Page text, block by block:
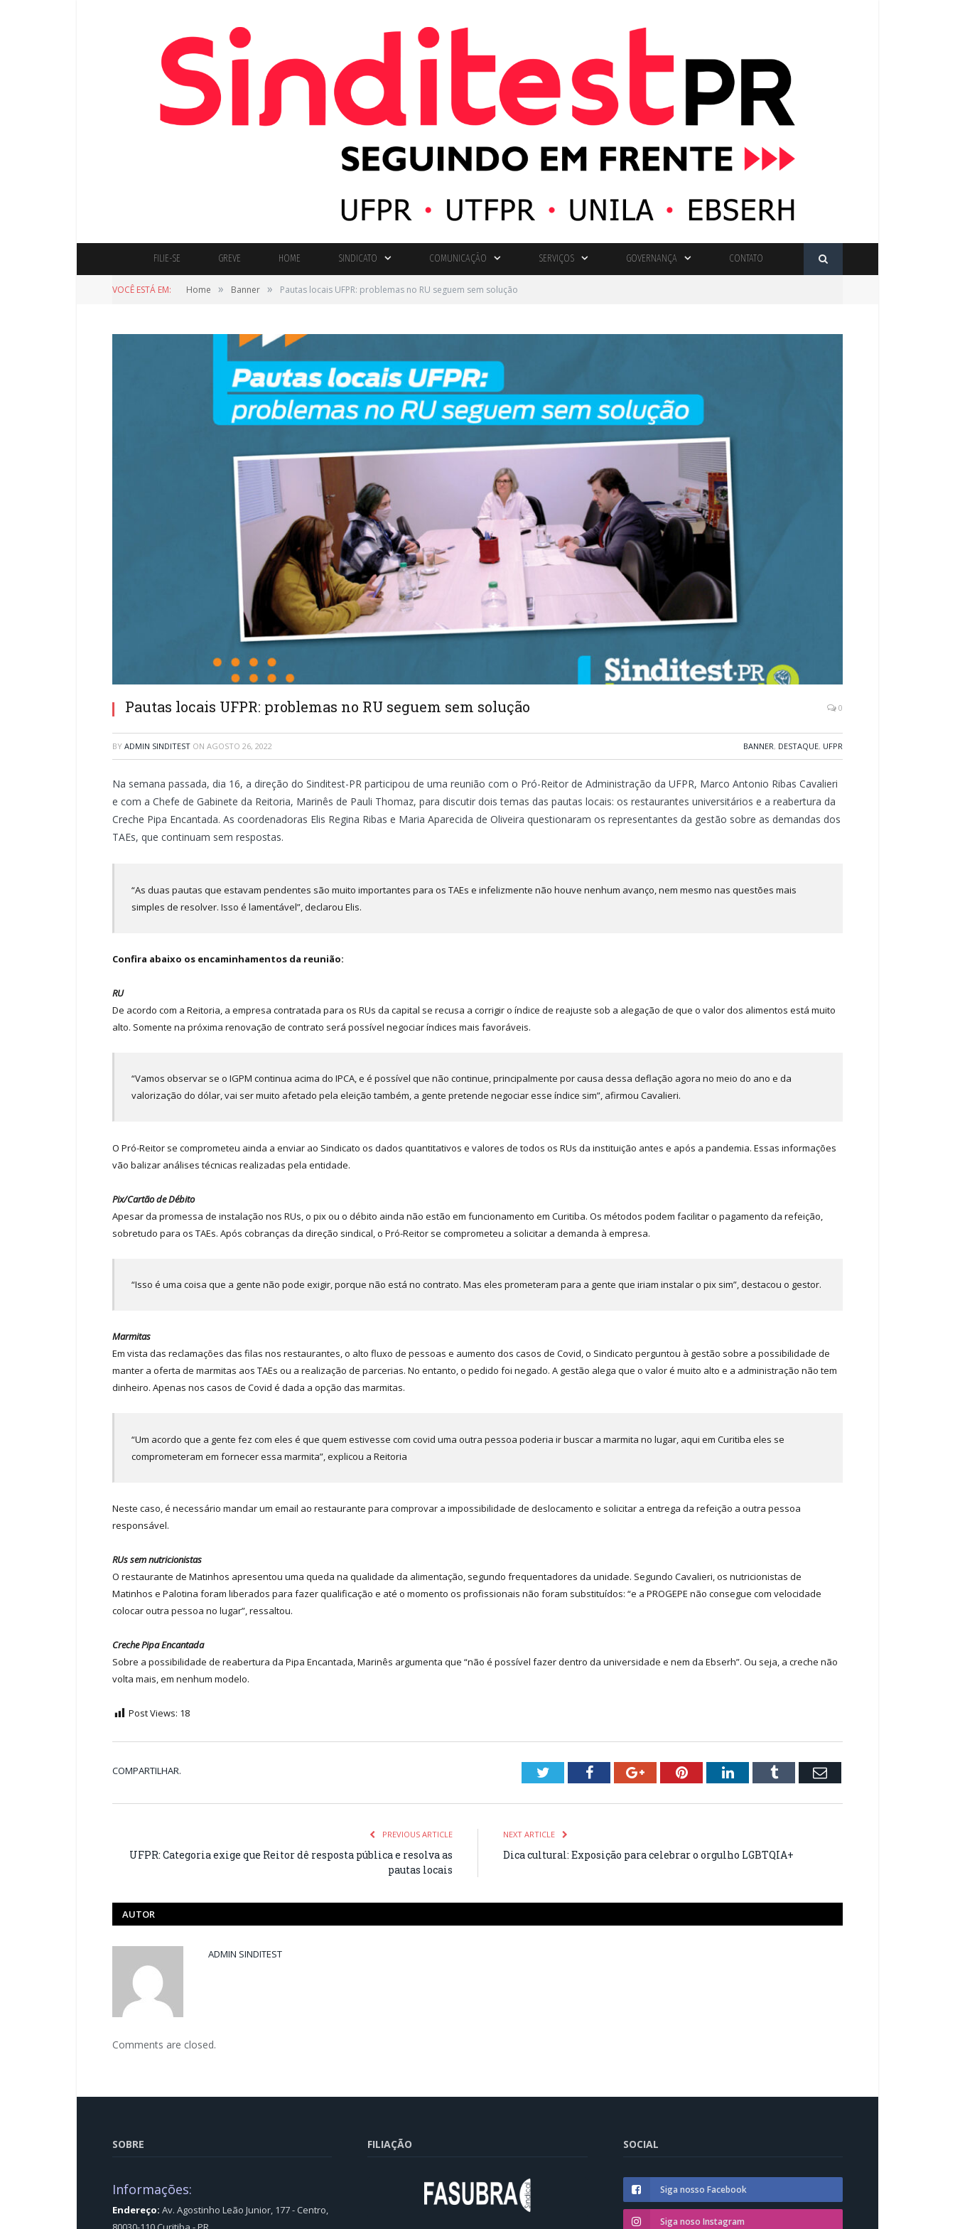
FILIE-SE GREVE HOME SINDICATO COMUNICAÇÃO SERVIÇOS GOVERNANÇA CONTATO
VOCÊ ESTÁ EM: Home » Banner » Pautas locais UFPR: problemas no RU seguem sem solução
Pautas locais UFPR: problemas no RU seguem sem solução 0
BY ADMIN SINDITEST ON AGOSTO 26, 2022 BANNER, DESTAQUE, UFPR
Na semana passada, dia 16, a direção do Sinditest-PR participou de uma reunião com o Pró-Reitor de Administração da UFPR, Marco Antonio Ribas Cavalieri
e com a Chefe de Gabinete da Reitoria, Marinês de Pauli Thomaz, para discutir dois temas das pautas locais: os restaurantes universitários e a reabertura da
Creche Pipa Encantada. As coordenadoras Elis Regina Ribas e Maria Aparecida de Oliveira questionaram os representantes da gestão sobre as demandas dos
TAEs, que continuam sem respostas.
“As duas pautas que estavam pendentes são muito importantes para os TAEs e infelizmente não houve nenhum avanço, nem mesmo nas questões mais
simples de resolver. Isso é lamentável”, declarou Elis.
Confira abaixo os encaminhamentos da reunião:
RU
De acordo com a Reitoria, a empresa contratada para os RUs da capital se recusa a corrigir o índice de reajuste sob a alegação de que o valor dos alimentos está muito
alto. Somente na próxima renovação de contrato será possível negociar índices mais favoráveis.
“Vamos observar se o IGPM continua acima do IPCA, e é possível que não continue, principalmente por causa dessa deflação agora no meio do ano e da
valorização do dólar, vai ser muito afetado pela eleição também, a gente pretende negociar esse índice sim”, afirmou Cavalieri.
O Pró-Reitor se comprometeu ainda a enviar ao Sindicato os dados quantitativos e valores de todos os RUs da instituição antes e após a pandemia. Essas informações
vão balizar análises técnicas realizadas pela entidade.
Pix/Cartão de Débito
Apesar da promessa de instalação nos RUs, o pix ou o débito ainda não estão em funcionamento em Curitiba. Os métodos podem facilitar o pagamento da refeição,
sobretudo para os TAEs. Após cobranças da direção sindical, o Pró-Reitor se comprometeu a solicitar a demanda à empresa.
“Isso é uma coisa que a gente não pode exigir, porque não está no contrato. Mas eles prometeram para a gente que iriam instalar o pix sim”, destacou o gestor.
Marmitas
Em vista das reclamações das filas nos restaurantes, o alto fluxo de pessoas e aumento dos casos de Covid, o Sindicato perguntou à gestão sobre a possibilidade de
manter a oferta de marmitas aos TAEs ou a realização de parcerias. No entanto, o pedido foi negado. A gestão alega que o valor é muito alto e a administração não tem
dinheiro. Apenas nos casos de Covid é dada a opção das marmitas.
“Um acordo que a gente fez com eles é que quem estivesse com covid uma outra pessoa poderia ir buscar a marmita no lugar, aqui em Curitiba eles se
comprometeram em fornecer essa marmita”, explicou a Reitoria
Neste caso, é necessário mandar um email ao restaurante para comprovar a impossibilidade de deslocamento e solicitar a entrega da refeição a outra pessoa
responsável.
RUs sem nutricionistas
O restaurante de Matinhos apresentou uma queda na qualidade da alimentação, segundo frequentadores da unidade. Segundo Cavalieri, os nutricionistas de
Matinhos e Palotina foram liberados para fazer qualificação e até o momento os profissionais não foram substituídos: “e a PROGEPE não consegue com velocidade
colocar outra pessoa no lugar”, ressaltou.
Creche Pipa Encantada
Sobre a possibilidade de reabertura da Pipa Encantada, Marinês argumenta que “não é possível fazer dentro da universidade e nem da Ebserh”. Ou seja, a creche não
volta mais, em nenhum modelo.
Post Views: 18
COMPARTILHAR. TwitterFacebookGoogle+PinterestLinkedInTumblr Email
PREVIOUS ARTICLE
UFPR: Categoria exige que Reitor dê resposta pública e resolva as
pautas locais
NEXT ARTICLE
Dica cultural: Exposição para celebrar o orgulho LGBTQIA+
AUTOR
ADMIN SINDITEST
Comments are closed.
SOBRE
Informações:
Endereço: Av. Agostinho Leão Junior, 177 - Centro,
FILIAÇÃO SOCIAL
Siga nosso Facebook
Siga noso Instagram